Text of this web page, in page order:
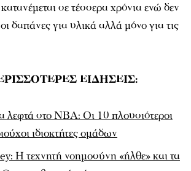
σε τέσσερα χρόνια ενώ δεν
δαπάνες για υλικά αλλά μόνο για τις
ΕΙΔΗΣΕΙΣ:
λεφτά στο NBA: Οι 10 πλουσιότεροι
ιδιοκτήτες ομάδων
Η τεχνητή νοημοσύνη «ήλθε» και τα